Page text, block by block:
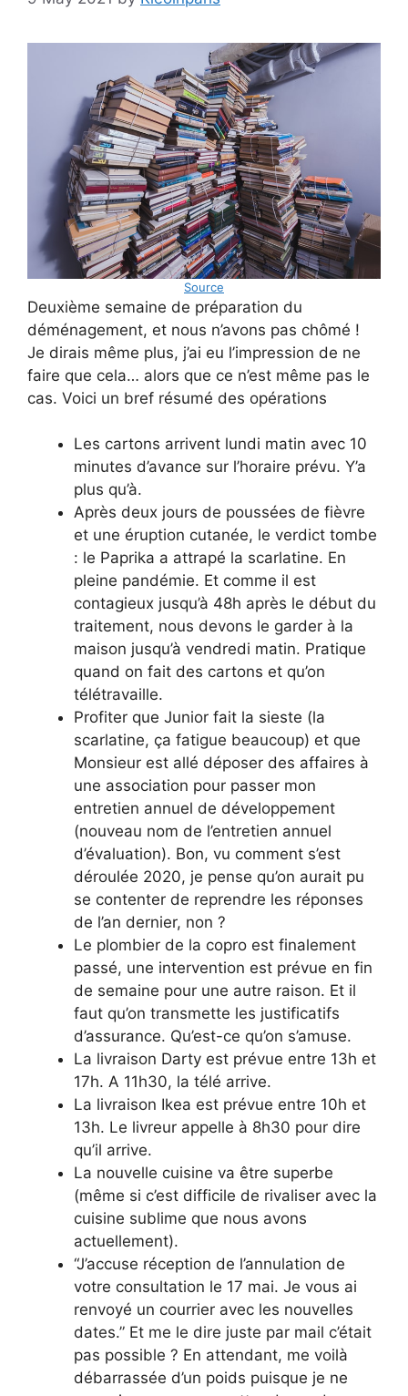
Source
Deuxième semaine de préparation du
déménagement, et nous n’avons pas chômé !
Je dirais même plus, j’ai eu l’impression de ne
faire que cela… alors que ce n’est même pas le
cas. Voici un bref résumé des opérations
Les cartons arrivent lundi matin avec 10
minutes d’avance sur l’horaire prévu. Y’a
plus qu’à.
Après deux jours de poussées de fièvre
et une éruption cutanée, le verdict tombe
: le Paprika a attrapé la scarlatine. En
pleine pandémie. Et comme il est
contagieux jusqu’à 48h après le début du
traitement, nous devons le garder à la
maison jusqu’à vendredi matin. Pratique
quand on fait des cartons et qu’on
télétravaille.
Profiter que Junior fait la sieste (la
scarlatine, ça fatigue beaucoup) et que
Monsieur est allé déposer des affaires à
une association pour passer mon
entretien annuel de développement
(nouveau nom de l’entretien annuel
d’évaluation). Bon, vu comment s’est
déroulée 2020, je pense qu’on aurait pu
se contenter de reprendre les réponses
de l’an dernier, non ?
Le plombier de la copro est finalement
passé, une intervention est prévue en fin
de semaine pour une autre raison. Et il
faut qu’on transmette les justificatifs
d’assurance. Qu’est-ce qu’on s’amuse.
La livraison Darty est prévue entre 13h et
17h. A 11h30, la télé arrive.
La livraison Ikea est prévue entre 10h et
13h. Le livreur appelle à 8h30 pour dire
qu’il arrive.
La nouvelle cuisine va être superbe
(même si c’est difficile de rivaliser avec la
cuisine sublime que nous avons
actuellement).
“J’accuse réception de l’annulation de
votre consultation le 17 mai. Je vous ai
renvoyé un courrier avec les nouvelles
dates.” Et me le dire juste par mail c’était
pas possible ? En attendant, me voilà
débarrassée d’un poids puisque je ne